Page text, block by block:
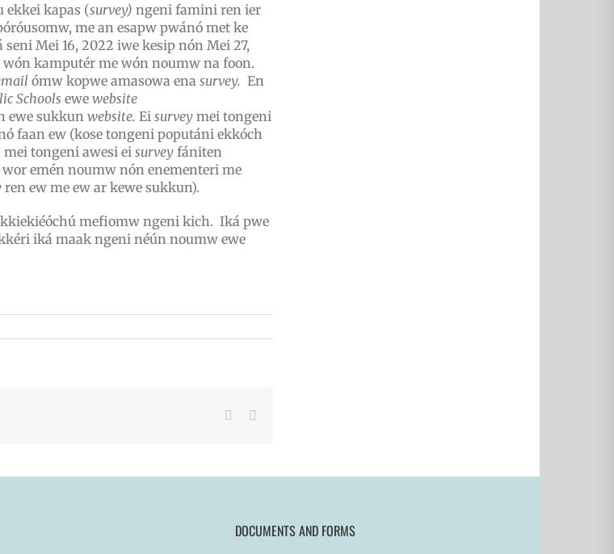
ekkei kapas (survey) ngeni famini ren ier
me an esapw pwánó met ke
Mei 16, 2022 iwe kesip nón Mei 27,
kamputér me wón noumw na foon.
ómw kopwe amasowa ena survey. En
Schools ewe website
ewe sukkun website. Ei survey mei tongeni
faan ew (kose tongeni poputáni ekkóch
tongeni awesi ei survey fániten
emén noumw nón enementeri me
ren ew me ew ar kewe sukkun).
mefiomw ngeni kich. Iká pwe
iká maak ngeni néún noumw ewe
Facebook
DOCUMENTS AND FORMS